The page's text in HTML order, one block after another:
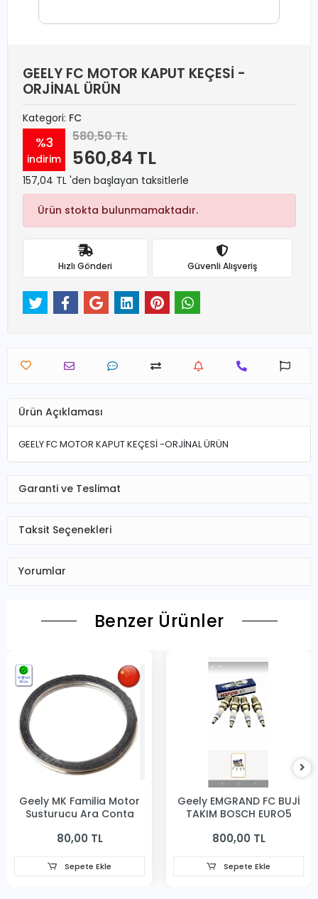
GEELY FC MOTOR KAPUT KEÇESİ -
ORJİNAL ÜRÜN
Kategori: FC
%3
indirim
580,50 TL
560,84 TL
157,04 TL 'den başlayan taksitlerle
Ürün stokta bulunmamaktadır.
Hızlı Gönderi Güvenli Alışveriş
Ürün Açıklaması
GEELY FC MOTOR KAPUT KEÇESİ -ORJİNAL ÜRÜN
Garanti ve Teslimat
Taksit Seçenekleri
Yorumlar
Benzer Ürünler
Geely MK Familia Motor
Susturucu Ara Conta
80,00 TL
Sepete Ekle
Geely EMGRAND FC BUJİ
TAKIM BOSCH EURO5
800,00 TL
Sepete Ekle